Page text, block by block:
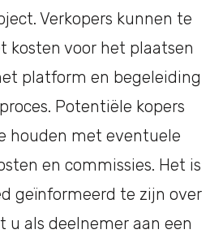
Verkopers kunnen te
kosten voor het plaatsen
platform en begeleiding
Potentiële kopers
houden met eventuele
en commissies. Het is
geïnformeerd te zijn over
u als deelnemer aan een